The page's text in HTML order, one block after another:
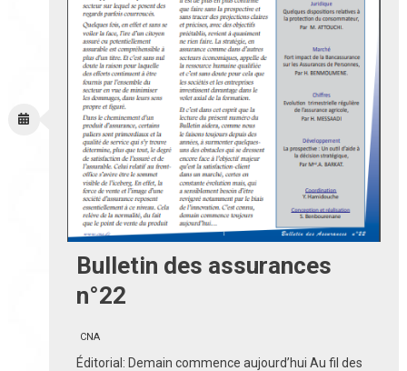
Bulletin des assurances
n°22
CNA
Éditorial: Demain commence aujourd’hui Au fil des